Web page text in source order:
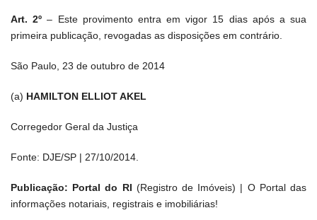
Art. 2º – Este provimento entra em vigor 15 dias após a sua
primeira publicação, revogadas as disposições em contrário.
São Paulo, 23 de outubro de 2014
(a) HAMILTON ELLIOT AKEL
Corregedor Geral da Justiça
Fonte: DJE/SP | 27/10/2014.
Publicação: Portal do RI (Registro de Imóveis) | O Portal das
informações notariais, registrais e imobiliárias!